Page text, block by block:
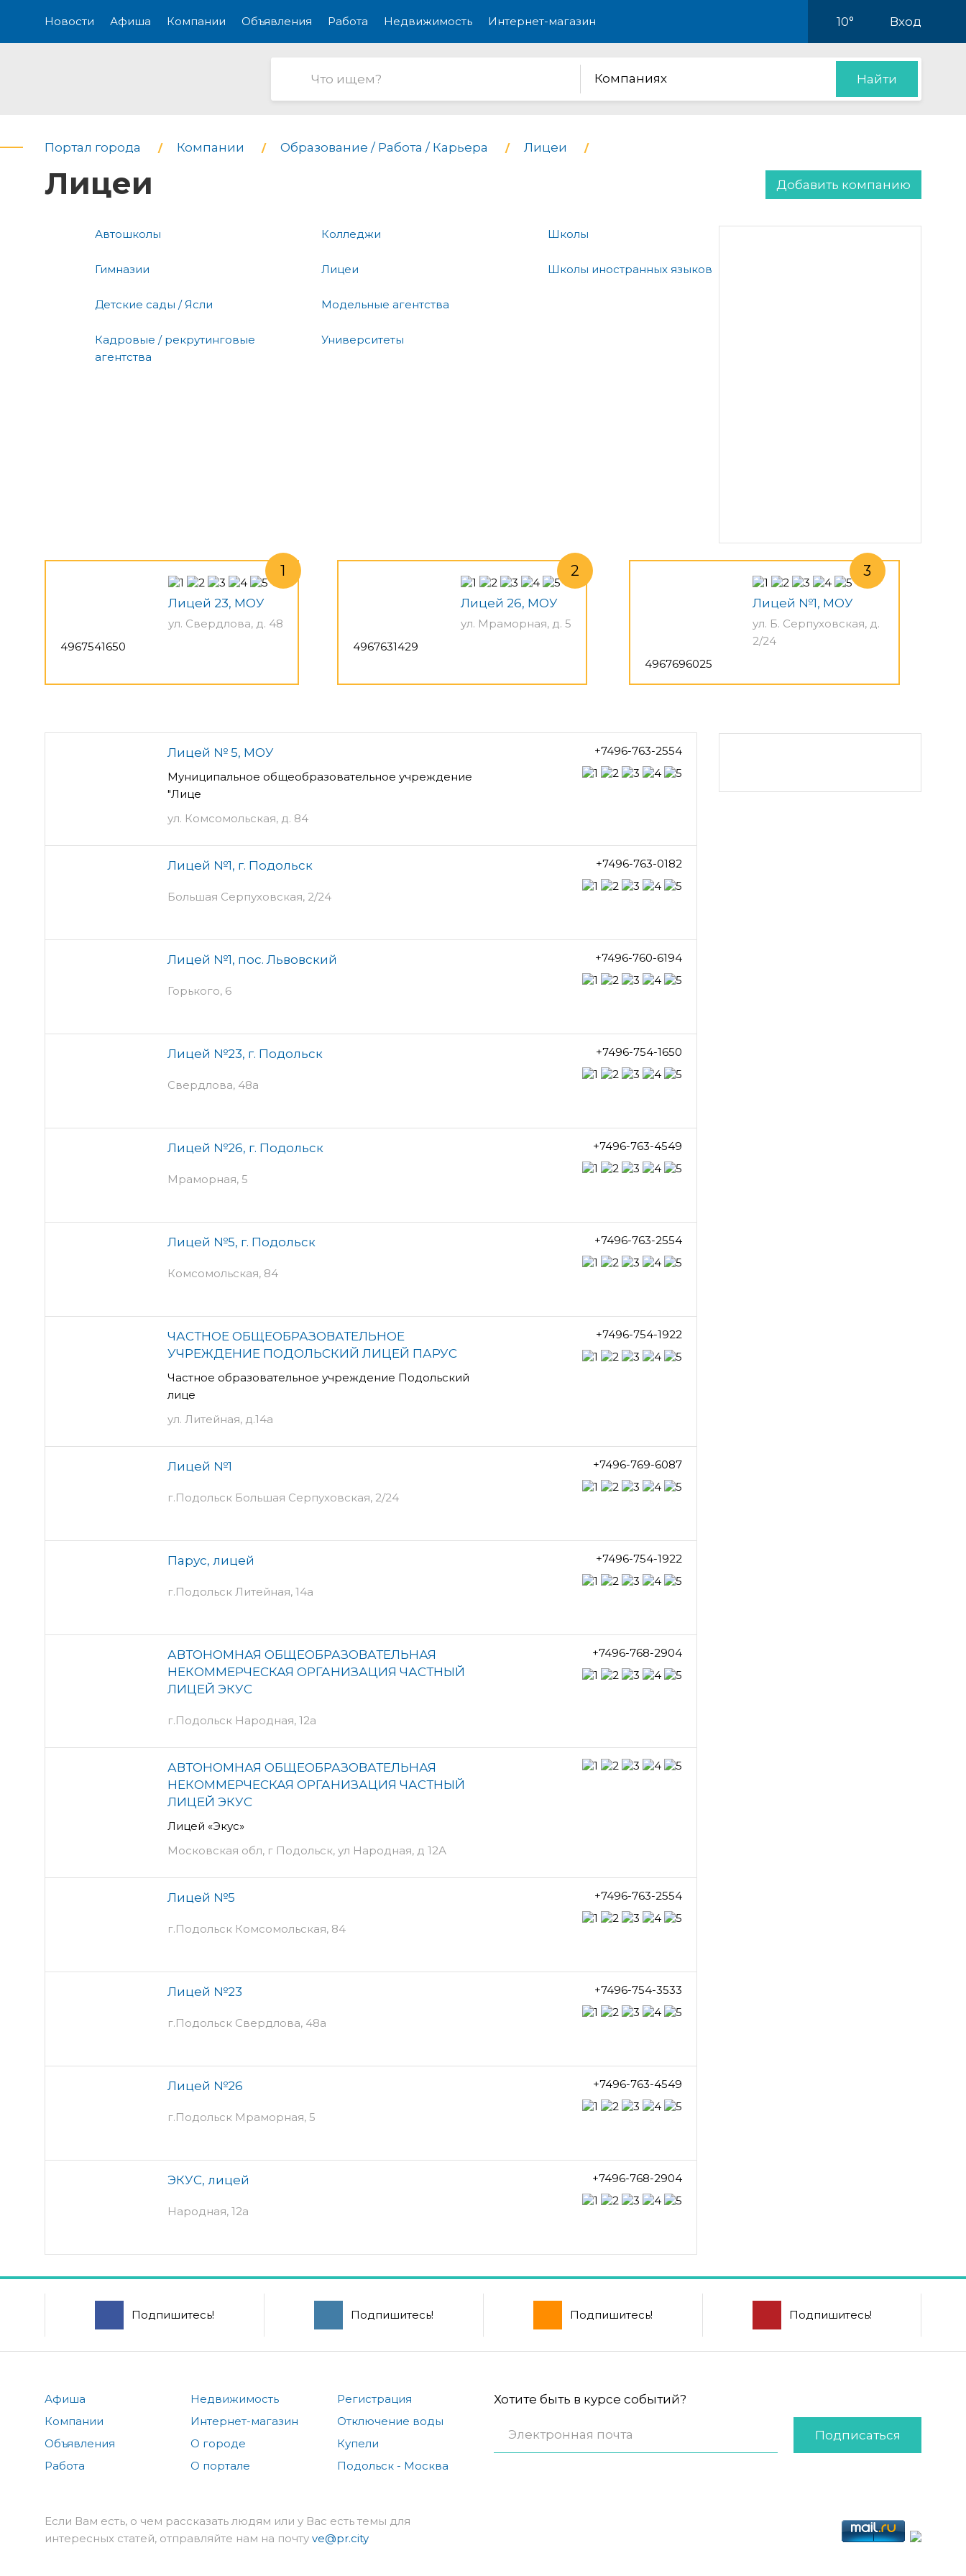
Новости Афиша Компании Объявления Работа Недвижимость Интернет-магазин 10° Вход
Компаниях Найти
Портал города Компании Образование / Работа / Карьера Лицеи
Лицеи Добавить компанию
Автошколы
Гимназии
Детские сады / Ясли
Кадровые / рекрутинговые
агентства
Колледжи
Лицеи
Модельные агентства
Университеты
Школы
Школы иностранных языков
Лицей 23, МОУ
ул. Свердлова, д. 48
4967541650
Лицей 26, МОУ
ул. Мраморная, д. 5
4967631429
Лицей №1, МОУ
ул. Б. Серпуховская, д.
2/24
4967696025
Лицей № 5, МОУ
Муниципальное общеобразовательное учреждение
"Лице
ул. Комсомольская, д. 84
+7496-763-2554
Лицей №1, г. Подольск
Большая Серпуховская, 2/24
+7496-763-0182
Лицей №1, пос. Львовский
Горького, 6
+7496-760-6194
Лицей №23, г. Подольск
Свердлова, 48а
+7496-754-1650
Лицей №26, г. Подольск
Мраморная, 5
+7496-763-4549
Лицей №5, г. Подольск
Комсомольская, 84
+7496-763-2554
ЧАСТНОЕ ОБЩЕОБРАЗОВАТЕЛЬНОЕ
УЧРЕЖДЕНИЕ ПОДОЛЬСКИЙ ЛИЦЕЙ ПАРУС
Частное образовательное учреждение Подольский
лице
ул. Литейная, д.14а
+7496-754-1922
Лицей №1
г.Подольск Большая Серпуховская, 2/24
+7496-769-6087
Парус, лицей
г.Подольск Литейная, 14а
+7496-754-1922
АВТОНОМНАЯ ОБЩЕОБРАЗОВАТЕЛЬНАЯ
НЕКОММЕРЧЕСКАЯ ОРГАНИЗАЦИЯ ЧАСТНЫЙ
ЛИЦЕЙ ЭКУС
г.Подольск Народная, 12а
+7496-768-2904
АВТОНОМНАЯ ОБЩЕОБРАЗОВАТЕЛЬНАЯ
НЕКОММЕРЧЕСКАЯ ОРГАНИЗАЦИЯ ЧАСТНЫЙ
ЛИЦЕЙ ЭКУС
Лицей «Экус»
Московская обл, г Подольск, ул Народная, д 12А
Лицей №5
г.Подольск Комсомольская, 84
+7496-763-2554
Лицей №23
г.Подольск Свердлова, 48а
+7496-754-3533
Лицей №26
г.Подольск Мраморная, 5
+7496-763-4549
ЭКУС, лицей
Народная, 12а
+7496-768-2904
Подпишитесь! Подпишитесь! Подпишитесь! Подпишитесь!
Афиша
Компании
Объявления
Работа
Недвижимость
Интернет-магазин
О городе
О портале
Регистрация
Отключение воды
Купели
Подольск - Москва
Хотите быть в курсе событий?
Подписаться
Если Вам есть, о чем рассказать людям или у Вас есть темы для
интересных статей, отправляйте нам на почту ve@pr.city